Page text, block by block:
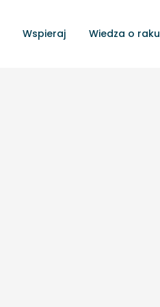
Wspieraj Wiedza o raku